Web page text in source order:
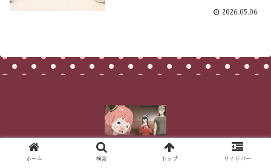
2026.05.06
© 2021 You are good, and look at me.
ホーム 検索 トップ サイドバー